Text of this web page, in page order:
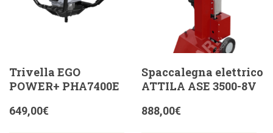
Trivella EGO
POWER+ PHA7400E
649,00€
Spaccalegna elettrico
ATTILA ASE 3500-8V
888,00€